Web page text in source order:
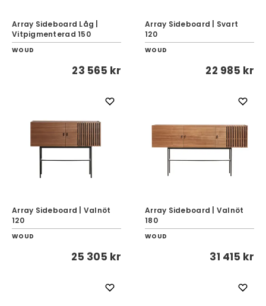
Array Sideboard Låg |
Vitpigmenterad 150
WOUD
23 565 kr
Array Sideboard | Svart
120
WOUD
22 985 kr
Array Sideboard | Valnöt
120
WOUD
25 305 kr
Array Sideboard | Valnöt
180
WOUD
31 415 kr